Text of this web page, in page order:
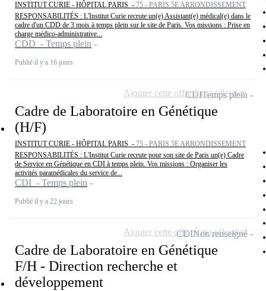
INSTITUT CURIE - HÔPITAL PARIS - 75 - PARIS 5E ARRONDISSEMENT
RESPONSABILITÉS : L'Institut Curie recrute un(e) Assistant(e) médical(e) dans le
cadre d'un CDD de 3 mois à temps plein sur le site de Paris. Vos missions : Prise en
charge médico-administrative...
CDD - Temps plein
Publié il y a 16 jours
Cadre de Laboratoire en Génétique
(H/F)
INSTITUT CURIE - HÔPITAL PARIS - 75 - PARIS 5E ARRONDISSEMENT
RESPONSABILITÉS : L'Institut Curie recrute pour son site de Paris un(e) Cadre
de Service en Génétique en CDI à temps plein. Vos missions : Organiser les
activités paramédicales du service de...
CDI - Temps plein
Publié il y a 22 jours
CDITemps plein
Ajouter cette offre à ma sélection
Cadre de Laboratoire en Génétique
F/H - Direction recherche et
développement
CDINon renseigné
Ajouter cette offre à ma sélection